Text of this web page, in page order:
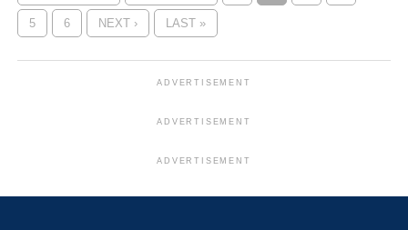
5 6 NEXT › LAST »
ADVERTISEMENT
ADVERTISEMENT
ADVERTISEMENT